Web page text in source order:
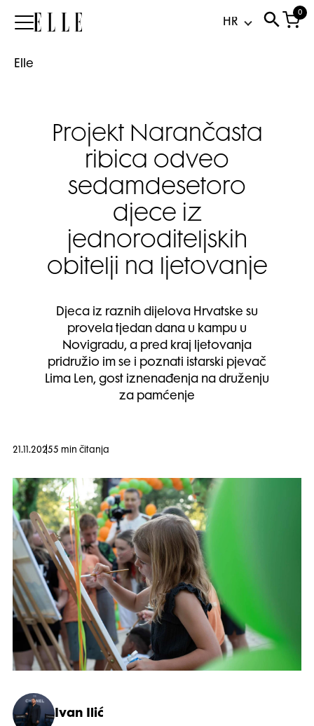
Elle
0
Elle
Projekt Narančasta
ribica odveo
sedamdesetoro
djece iz
jednoroditeljskih
obitelji na ljetovanje
Djeca iz raznih dijelova Hrvatske su
provela tjedan dana u kampu u
Novigradu, a pred kraj ljetovanja
pridružio im se i poznati istarski pjevač
Lima Len, gost iznenađenja na druženju
za pamćenje
21.11.20255 min čitanja
Ivan Ilić